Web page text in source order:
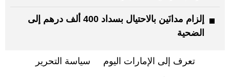
إلزام مدانَين بالاحتيال بسداد 400 ألف درهم إلى
الضحية
تعرف إلى الإمارات اليوم سياسة التحرير